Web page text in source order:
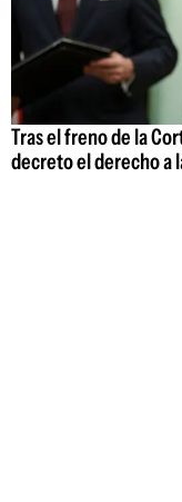
Tras el freno de la
decreto el derecho a